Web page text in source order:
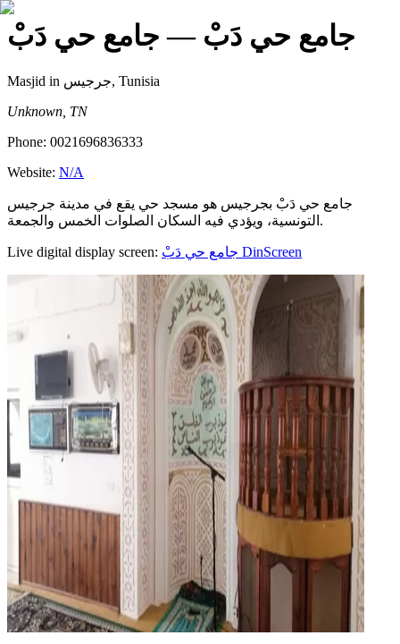
جامع حي دَبْ — جامع حي دَبْ
Masjid
in جرجيس, Tunisia
Unknown, TN
Phone: 0021696836333
Website: N/A
جامع حي دَبْ بجرجيس هو مسجد حي يقع في مدينة جرجيس
التونسية، ويؤدي فيه السكان الصلوات الخمس والجمعة.
Live digital display screen: جامع حي دَبْ DinScreen